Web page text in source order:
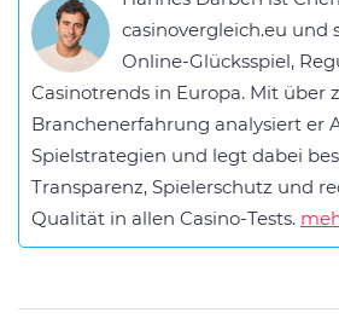
casinovergleich.eu und
Online-Glücksspiel,
Casinotrends in Europa. Mit über
Branchenerfahrung analysiert er
Spielstrategien und legt dabei
Transparenz, Spielerschutz und
Qualität in allen Casino-Tests.